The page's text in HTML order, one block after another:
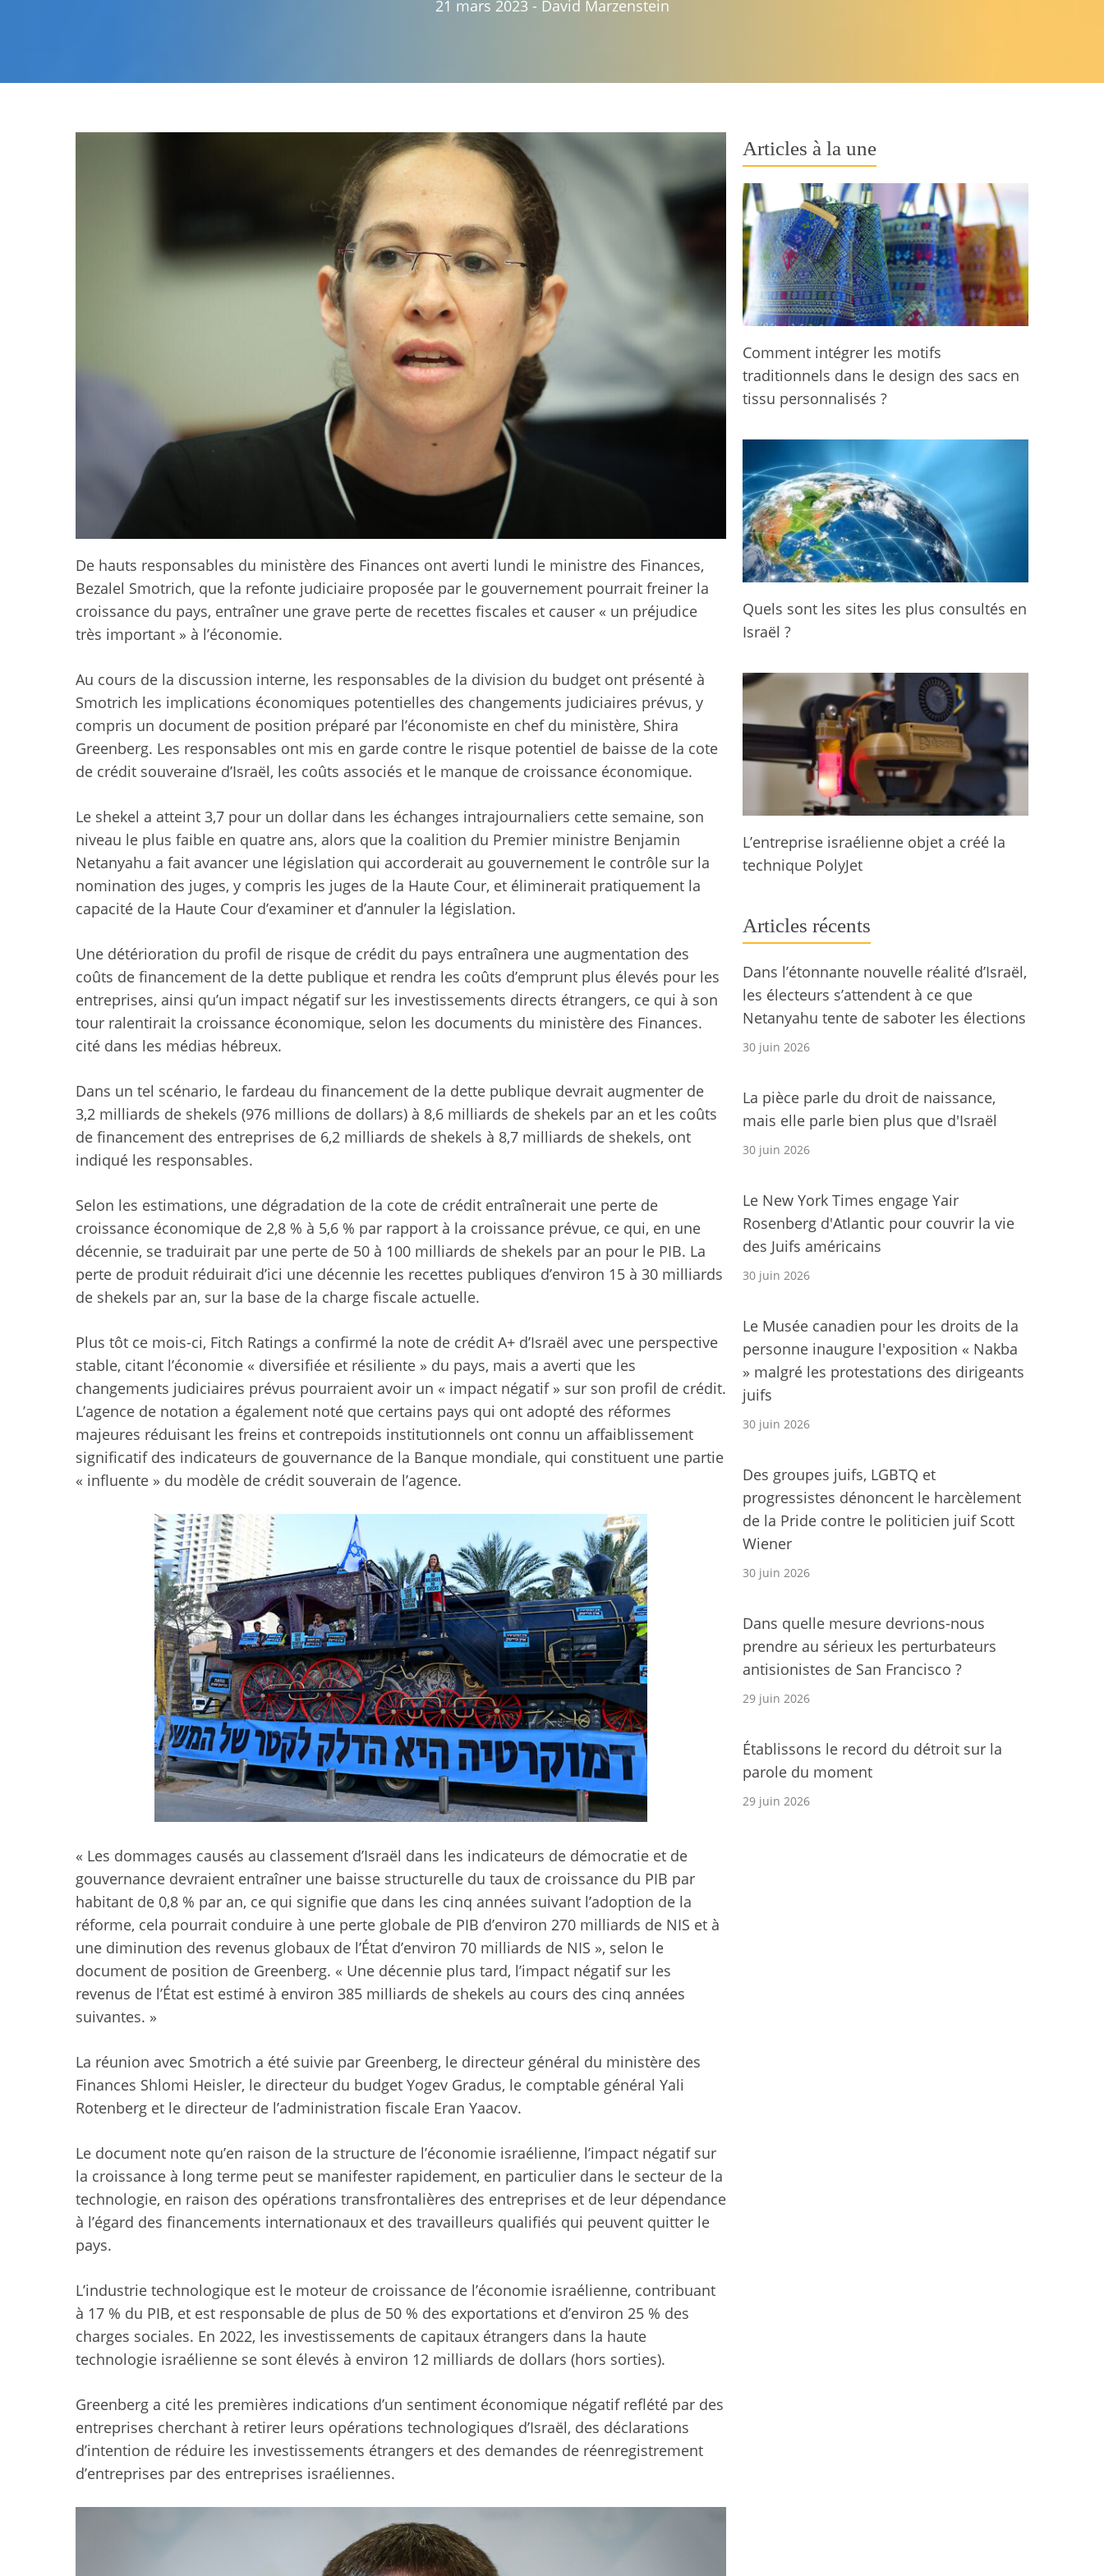
21 mars 2023 - David Marzenstein
De hauts responsables du ministère des Finances ont averti lundi le ministre des Finances,
Bezalel Smotrich, que la refonte judiciaire proposée par le gouvernement pourrait freiner la
croissance du pays, entraîner une grave perte de recettes fiscales et causer « un préjudice
très important » à l’économie.
Au cours de la discussion interne, les responsables de la division du budget ont présenté à
Smotrich les implications économiques potentielles des changements judiciaires prévus, y
compris un document de position préparé par l’économiste en chef du ministère, Shira
Greenberg. Les responsables ont mis en garde contre le risque potentiel de baisse de la cote
de crédit souveraine d’Israël, les coûts associés et le manque de croissance économique.
Le shekel a atteint 3,7 pour un dollar dans les échanges intrajournaliers cette semaine, son
niveau le plus faible en quatre ans, alors que la coalition du Premier ministre Benjamin
Netanyahu a fait avancer une législation qui accorderait au gouvernement le contrôle sur la
nomination des juges, y compris les juges de la Haute Cour, et éliminerait pratiquement la
capacité de la Haute Cour d’examiner et d’annuler la législation.
Une détérioration du profil de risque de crédit du pays entraînera une augmentation des
coûts de financement de la dette publique et rendra les coûts d’emprunt plus élevés pour les
entreprises, ainsi qu’un impact négatif sur les investissements directs étrangers, ce qui à son
tour ralentirait la croissance économique, selon les documents du ministère des Finances.
cité dans les médias hébreux.
Dans un tel scénario, le fardeau du financement de la dette publique devrait augmenter de
3,2 milliards de shekels (976 millions de dollars) à 8,6 milliards de shekels par an et les coûts
de financement des entreprises de 6,2 milliards de shekels à 8,7 milliards de shekels, ont
indiqué les responsables.
Selon les estimations, une dégradation de la cote de crédit entraînerait une perte de
croissance économique de 2,8 % à 5,6 % par rapport à la croissance prévue, ce qui, en une
décennie, se traduirait par une perte de 50 à 100 milliards de shekels par an pour le PIB. La
perte de produit réduirait d’ici une décennie les recettes publiques d’environ 15 à 30 milliards
de shekels par an, sur la base de la charge fiscale actuelle.
Plus tôt ce mois-ci, Fitch Ratings a confirmé la note de crédit A+ d’Israël avec une perspective
stable, citant l’économie « diversifiée et résiliente » du pays, mais a averti que les
changements judiciaires prévus pourraient avoir un « impact négatif » sur son profil de crédit.
L’agence de notation a également noté que certains pays qui ont adopté des réformes
majeures réduisant les freins et contrepoids institutionnels ont connu un affaiblissement
significatif des indicateurs de gouvernance de la Banque mondiale, qui constituent une partie
« influente » du modèle de crédit souverain de l’agence.
« Les dommages causés au classement d’Israël dans les indicateurs de démocratie et de
gouvernance devraient entraîner une baisse structurelle du taux de croissance du PIB par
habitant de 0,8 % par an, ce qui signifie que dans les cinq années suivant l’adoption de la
réforme, cela pourrait conduire à une perte globale de PIB d’environ 270 milliards de NIS et à
une diminution des revenus globaux de l’État d’environ 70 milliards de NIS », selon le
document de position de Greenberg. « Une décennie plus tard, l’impact négatif sur les
revenus de l’État est estimé à environ 385 milliards de shekels au cours des cinq années
suivantes. »
La réunion avec Smotrich a été suivie par Greenberg, le directeur général du ministère des
Finances Shlomi Heisler, le directeur du budget Yogev Gradus, le comptable général Yali
Rotenberg et le directeur de l’administration fiscale Eran Yaacov.
Le document note qu’en raison de la structure de l’économie israélienne, l’impact négatif sur
la croissance à long terme peut se manifester rapidement, en particulier dans le secteur de la
technologie, en raison des opérations transfrontalières des entreprises et de leur dépendance
à l’égard des financements internationaux et des travailleurs qualifiés qui peuvent quitter le
pays.
L’industrie technologique est le moteur de croissance de l’économie israélienne, contribuant
à 17 % du PIB, et est responsable de plus de 50 % des exportations et d’environ 25 % des
charges sociales. En 2022, les investissements de capitaux étrangers dans la haute
technologie israélienne se sont élevés à environ 12 milliards de dollars (hors sorties).
Greenberg a cité les premières indications d’un sentiment économique négatif reflété par des
entreprises cherchant à retirer leurs opérations technologiques d’Israël, des déclarations
d’intention de réduire les investissements étrangers et des demandes de réenregistrement
d’entreprises par des entreprises israéliennes.
Articles à la une
Comment intégrer les motifs
traditionnels dans le design des sacs en
tissu personnalisés ?
Quels sont les sites les plus consultés en
Israël ?
L’entreprise israélienne objet a créé la
technique PolyJet
Articles récents
Dans l’étonnante nouvelle réalité d’Israël,
les électeurs s’attendent à ce que
Netanyahu tente de saboter les élections
30 juin 2026
La pièce parle du droit de naissance,
mais elle parle bien plus que d'Israël
30 juin 2026
Le New York Times engage Yair
Rosenberg d'Atlantic pour couvrir la vie
des Juifs américains
30 juin 2026
Le Musée canadien pour les droits de la
personne inaugure l'exposition « Nakba
» malgré les protestations des dirigeants
juifs
30 juin 2026
Des groupes juifs, LGBTQ et
progressistes dénoncent le harcèlement
de la Pride contre le politicien juif Scott
Wiener
30 juin 2026
Dans quelle mesure devrions-nous
prendre au sérieux les perturbateurs
antisionistes de San Francisco ?
29 juin 2026
Établissons le record du détroit sur la
parole du moment
29 juin 2026